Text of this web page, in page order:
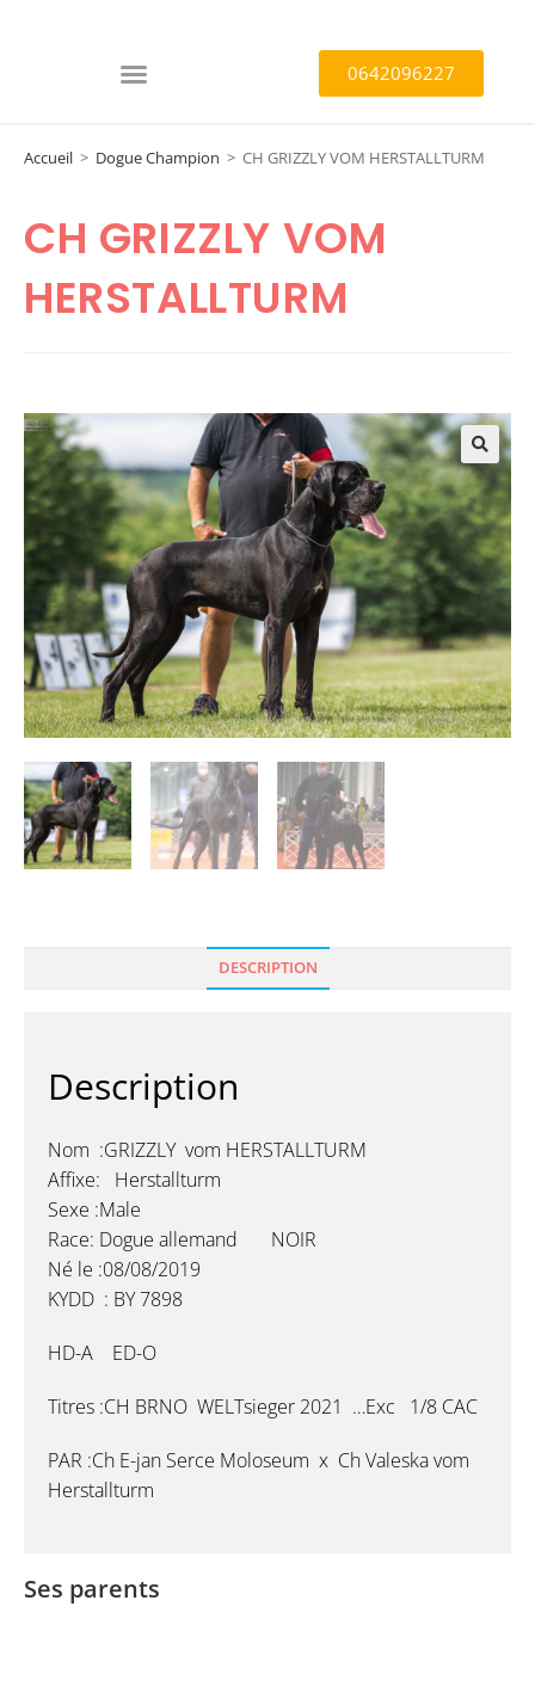
0642096227
Accueil > Dogue Champion > CH GRIZZLY VOM HERSTALLTURM
CH GRIZZLY VOM
HERSTALLTURM
🔍
DESCRIPTION
Description
Nom :GRIZZLY vom HERSTALLTURM
Affixe: Herstallturm
Sexe :Male
Race: Dogue allemand NOIR
Né le :08/08/2019
KYDD : BY 7898
HD-A ED-O
Titres :CH BRNO WELTsieger 2021 …Exc 1/8 CAC
PAR :Ch E-jan Serce Moloseum x Ch Valeska vom
Herstallturm
Ses parents